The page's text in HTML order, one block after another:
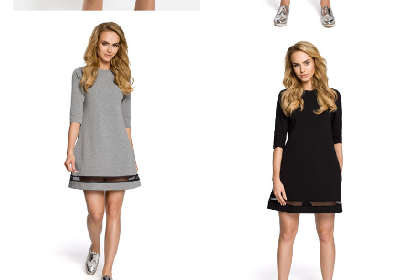
NIEBIESKA
KORONKOWA
SUKIENKA NA WESELE
TRAPEZOWA
SUKIENKA Z TIULOWĄ
WSTAWKĄ BŁĘKITNA